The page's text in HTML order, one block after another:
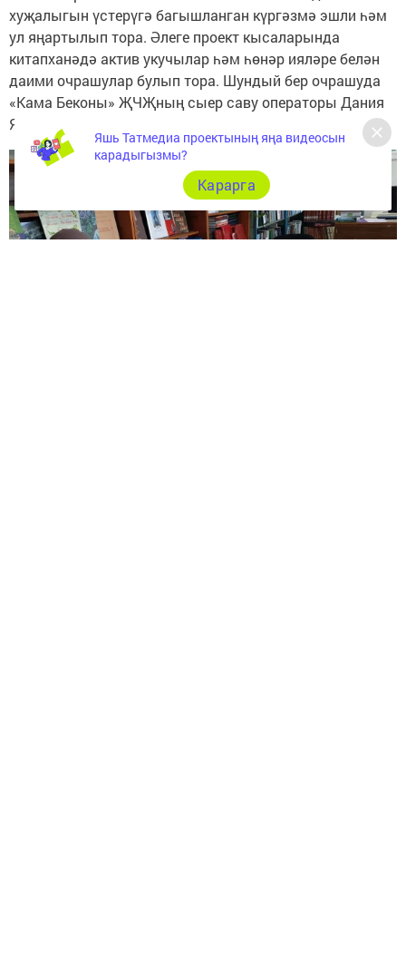
хуҗалыгын үстерүгә багышланган күргәзмә эшли һәм
ул яңартылып тора. Әлеге проект кысаларында
китапханәдә актив укучылар һәм һөнәр ияләре белән
даими очрашулар булып тора. Шундый бер очрашуда
«Кама Беконы» ҖЧҖның сыер саву операторы Дания
Ямалетдинова үз һөнәре турында сөйләде.
Яшь Татмедиа проектының яңа видеосын
карадыгызмы?
Карарга